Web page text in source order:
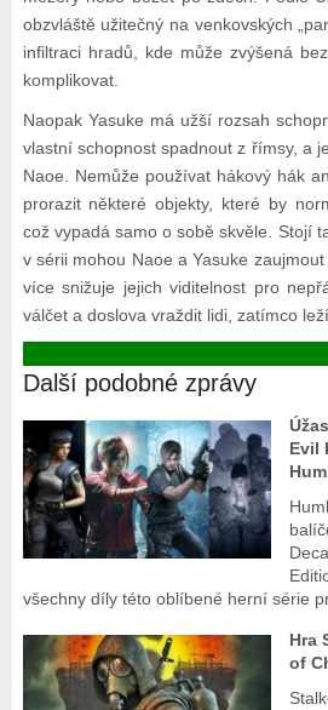
obzvláště užitečný na venkovských
infiltraci hradů, kde může zvýšená
komplikovat.
Naopak Yasuke má užší rozsah
vlastní schopnost spadnout z římsy, a
Naoe. Nemůže používat hákový hák
prorazit některé objekty, které by
což vypadá samo o sobě skvěle. Stojí
v sérii mohou Naoe a Yasuke zaujmout
více snižuje jejich viditelnost pro
válčet a doslova vraždit lidi, zatímco leží.
Další podobné zprávy
Evil
všechny díly této oblíbené herní série
Hra
of